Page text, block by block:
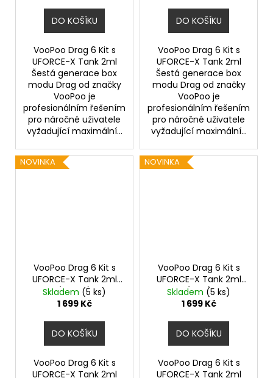
DO KOŠÍKU
VooPoo Drag 6 Kit s
UFORCE-X Tank 2ml
Šestá generace box
modu Drag od značky
VooPoo je
profesionálním řešením
pro náročné uživatele
vyžadující maximální...
DO KOŠÍKU
VooPoo Drag 6 Kit s
UFORCE-X Tank 2ml
Šestá generace box
modu Drag od značky
VooPoo je
profesionálním řešením
pro náročné uživatele
vyžadující maximální...
NOVINKA
VooPoo Drag 6 Kit s
UFORCE-X Tank 2ml
(Brown)
Skladem (5 ks)
1 699 Kč
DO KOŠÍKU
VooPoo Drag 6 Kit s
UFORCE-X Tank 2ml
NOVINKA
VooPoo Drag 6 Kit s
UFORCE-X Tank 2ml
(Blue)
Skladem (5 ks)
1 699 Kč
DO KOŠÍKU
VooPoo Drag 6 Kit s
UFORCE-X Tank 2ml